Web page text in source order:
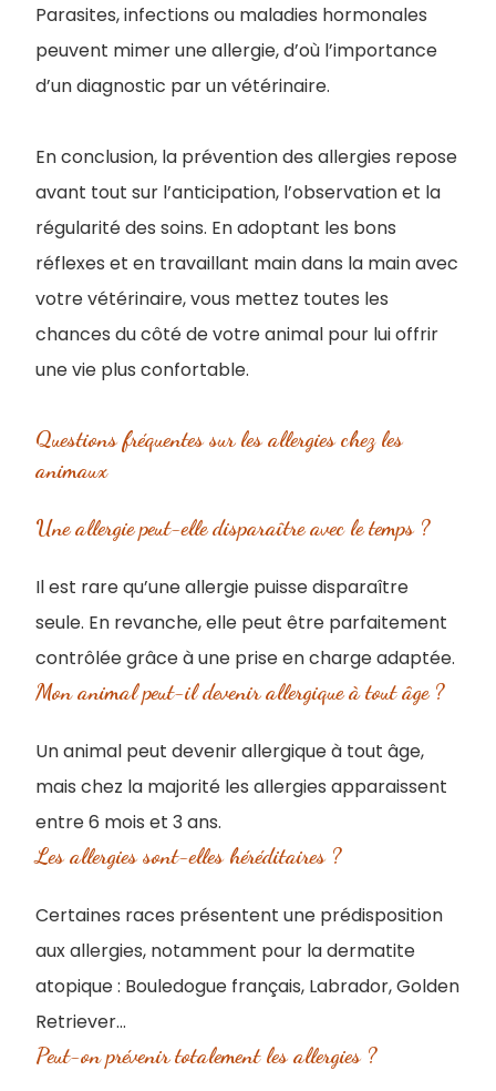
Parasites, infections ou maladies hormonales
peuvent mimer une allergie, d’où l’importance
d’un diagnostic par un vétérinaire.
En conclusion, la prévention des allergies repose
avant tout sur l’anticipation, l’observation et la
régularité des soins. En adoptant les bons
réflexes et en travaillant main dans la main avec
votre vétérinaire, vous mettez toutes les
chances du côté de votre animal pour lui offrir
une vie plus confortable.
Questions fréquentes sur les allergies chez les
animaux
Une allergie peut-elle disparaître avec le temps ?
Il est rare qu’une allergie puisse disparaître
seule. En revanche, elle peut être parfaitement
contrôlée grâce à une prise en charge adaptée.
Mon animal peut-il devenir allergique à tout âge ?
Un animal peut devenir allergique à tout âge,
mais chez la majorité les allergies apparaissent
entre 6 mois et 3 ans.
Les allergies sont-elles héréditaires ?
Certaines races présentent une prédisposition
aux allergies, notamment pour la dermatite
atopique : Bouledogue français, Labrador, Golden
Retriever…
Peut-on prévenir totalement les allergies ?